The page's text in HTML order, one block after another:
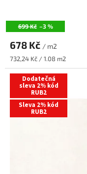
699 Kč –3 %
678 Kč / m2
Measure
price:
732,24 Kč / 1.08 m2
Dodatečná
sleva 2% kód
RUB2
Sleva 2% kód
RUB2